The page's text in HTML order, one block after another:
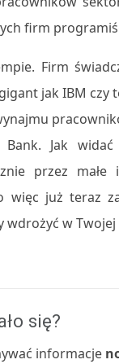
firm
Firm
jak IBM czy
Jak
przez
już teraz
wdrożyć w
się?
informacje